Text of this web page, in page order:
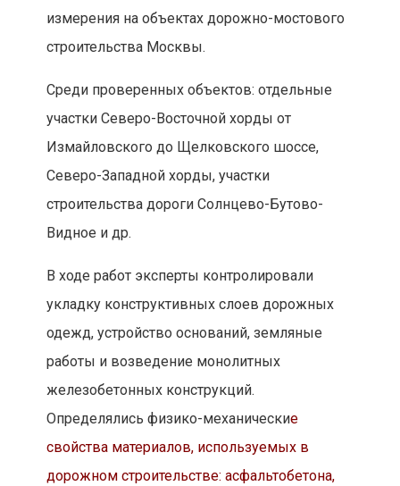
измерения на объектах дорожно-мостового
строительства Москвы.
Среди проверенных объектов: отдельные
участки Северо-Восточной хорды от
Измайловского до Щелковского шоссе,
Северо-Западной хорды, участки
строительства дороги Солнцево-Бутово-
Видное и др.
В ходе работ эксперты контролировали
укладку конструктивных слоев дорожных
одежд, устройство оснований, земляные
работы и возведение монолитных
железобетонных конструкций.
Определялись физико-механические
свойства материалов, используемых в
дорожном строительстве: асфальтобетона,